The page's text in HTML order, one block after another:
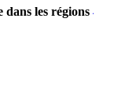
les régions